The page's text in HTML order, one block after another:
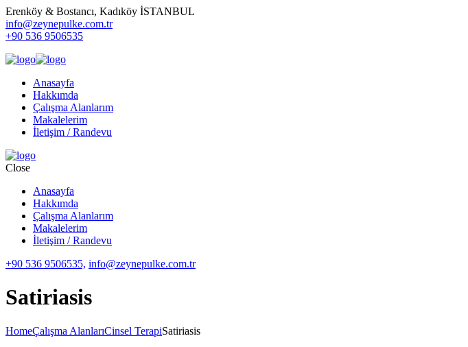
Erenköy & Bostancı, Kadıköy İSTANBUL
info@zeynepulke.com.tr
+90 536 9506535
Anasayfa
Hakkımda
Çalışma Alanlarım
Makalelerim
İletişim / Randevu
Close
Anasayfa
Hakkımda
Çalışma Alanlarım
Makalelerim
İletişim / Randevu
+90 536 9506535, info@zeynepulke.com.tr
Satiriasis
HomeÇalışma AlanlarıCinsel TerapiSatiriasis